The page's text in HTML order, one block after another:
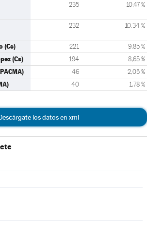
235 10,47 %
232 10,34 %
(Cs) 221 9,85 %
(Cs) 194 8,65 %
46 2,05 %
40 1,78 %
los datos en xml